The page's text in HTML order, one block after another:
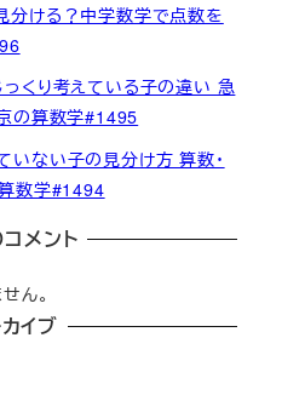
分ける？中学数学で点数を
くり考えている子の違い 急
の算数学#1495
いない子の見分け方 算数・
数学#1494
メント
ん。
イブ